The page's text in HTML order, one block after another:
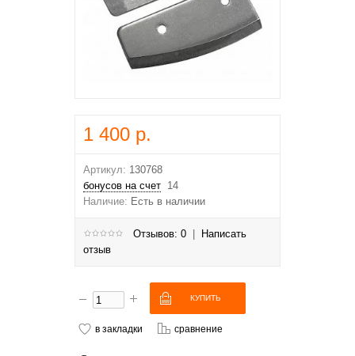
1 400 р.
Артикул: 130768
бонусов на счет 14
Наличие: Есть в наличии
Отзывов: 0
Написать
отзыв
в закладки сравнение